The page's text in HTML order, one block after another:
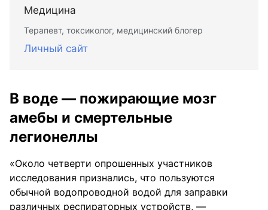
Медицина
Терапевт, токсиколог, медицинский блогер
Личный сайт
В воде — пожирающие мозг
амебы и смертельные
легионеллы
«Около четверти опрошенных участников
исследования признались, что пользуются
обычной водопроводной водой для заправки
различных респираторных устройств, —